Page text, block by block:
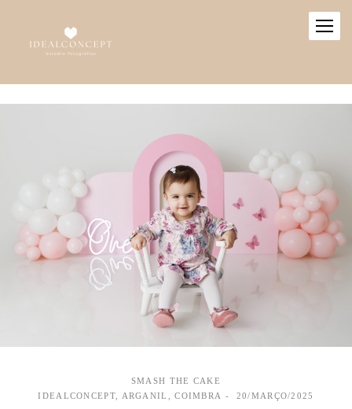
SMASH THE CAKE
IDEALCONCEPT, ARGANIL, COIMBRA
20/MARÇO/2025